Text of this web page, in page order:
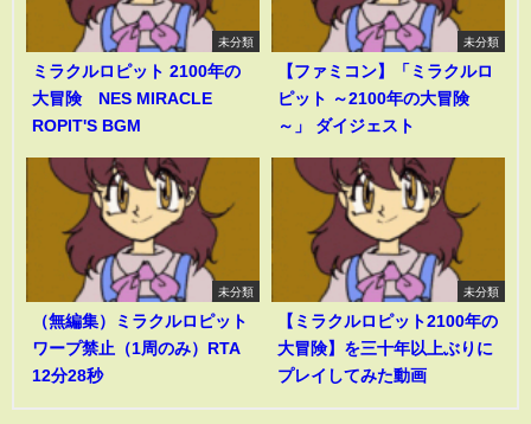
未分類
ミラクルロピット 2100年の
大冒険 NES MIRACLE
ROPIT'S BGM
未分類
【ファミコン】「ミラクルロ
ピット ～2100年の大冒険
～」 ダイジェスト
未分類
（無編集）ミラクルロピット
ワープ禁止（1周のみ）RTA
12分28秒
未分類
【ミラクルロピット2100年の
大冒険】を三十年以上ぶりに
プレイしてみた動画